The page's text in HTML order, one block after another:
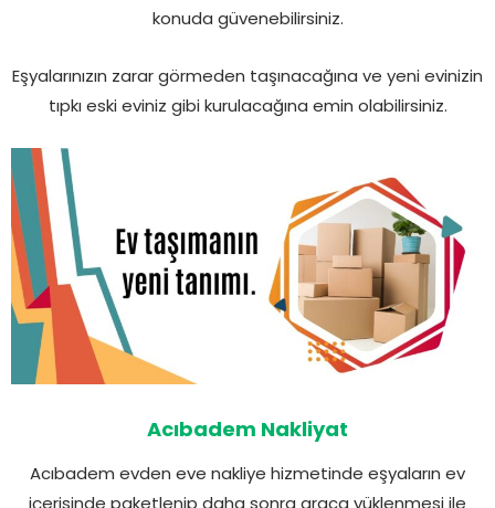
konuda güvenebilirsiniz.
Eşyalarınızın zarar görmeden taşınacağına ve yeni evinizin
tıpkı eski eviniz gibi kurulacağına emin olabilirsiniz.
Acıbadem Nakliyat
Acıbadem evden eve nakliye hizmetinde eşyaların ev
içerisinde paketlenip daha sonra araca yüklenmesi ile